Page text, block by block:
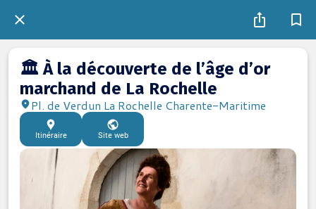
🏛️ À la découverte de l’âge d’or
marchand de La Rochelle
Pl. de Verdun La Rochelle Charente-Maritime
Itinéraire Site web